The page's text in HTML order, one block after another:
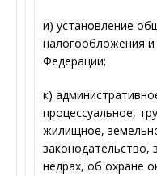
и) установление
налогообложения и
Федерации;
к)
процессуальное,
жилищное,
законодательство,
недрах, об охране